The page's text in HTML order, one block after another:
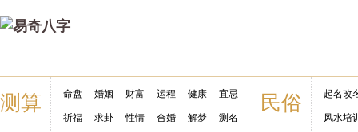
测算 命盘 婚姻 财富 运程 健康 宜忌
祈福 求卦 性情 合婚 解梦 测名
民俗 起名改
风水培